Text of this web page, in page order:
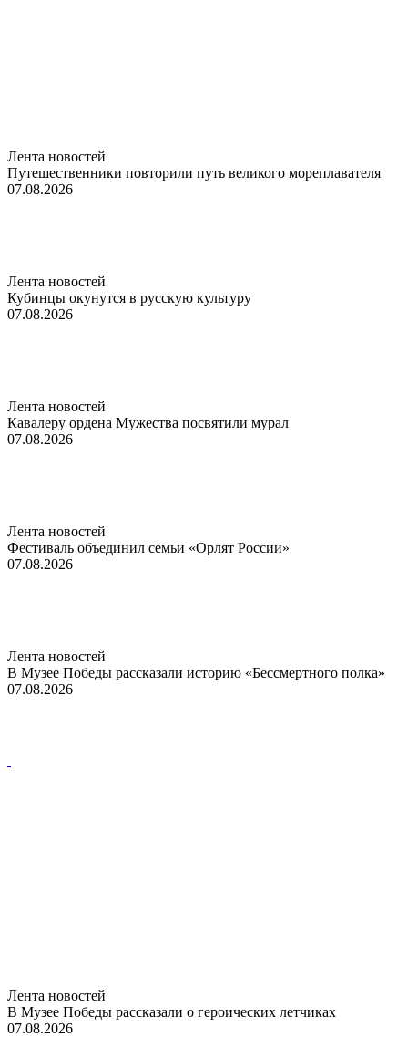
Лента новостей
Путешественники повторили путь великого мореплавателя
07.08.2026
Лента новостей
Кубинцы окунутся в русскую культуру
07.08.2026
Лента новостей
Кавалеру ордена Мужества посвятили мурал
07.08.2026
Лента новостей
Фестиваль объединил семьи «Орлят России»
07.08.2026
Лента новостей
В Музее Победы рассказали историю «Бессмертного полка»
07.08.2026
Лента новостей
В Музее Победы рассказали о героических летчиках
07.08.2026